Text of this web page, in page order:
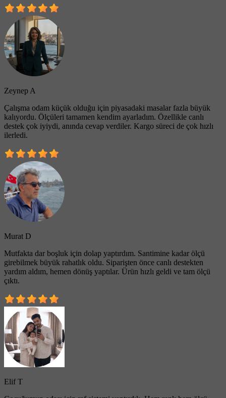
Zeynep A
Çalışma odam küçük olduğu için piyasadaki masalar fazla büyük
kalıyordu. Ölçüleri tamamen kendim ayarladım. Özellikle canlı
destek çok iyiydi, anında cevap verdiler. Kargo süreci de çok hızlı
ilerledi.
Murat D
Mutfakta dar boşluk için dolap yaptırdım. Santimine kadar ölçü
girebilmek büyük rahatlık oldu. Siparişten önce canlı destekten
yardım aldım, hemen dönüş yaptılar. Ürün hızlı geldi ve tam ölçü
çıktı.
Elif T